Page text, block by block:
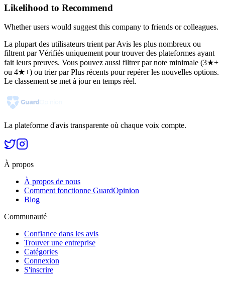
Likelihood to Recommend
Whether users would suggest this company to friends or colleagues.
La plupart des utilisateurs trient par Avis les plus nombreux ou
filtrent par Vérifiés uniquement pour trouver des plateformes ayant
fait leurs preuves. Vous pouvez aussi filtrer par note minimale (3★+
ou 4★+) ou trier par Plus récents pour repérer les nouvelles options.
Le classement se met à jour en temps réel.
La plateforme d'avis transparente où chaque voix compte.
À propos
À propos de nous
Comment fonctionne GuardOpinion
Blog
Communauté
Confiance dans les avis
Trouver une entreprise
Catégories
Connexion
S'inscrire